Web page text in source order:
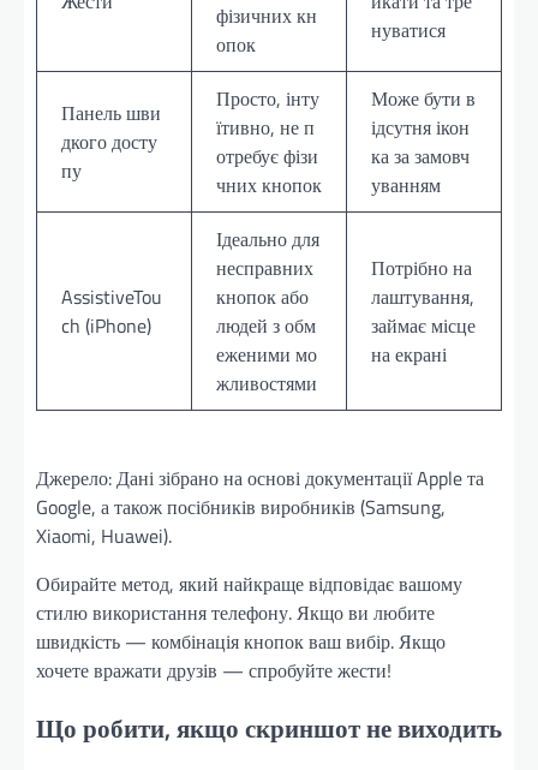
фізичних кн
опок
нуватися
Панель шви
дкого досту
пу
Просто, інту
їтивно, не п
отребує фізи
чних кнопок
Може бути в
ідсутня ікон
ка за замовч
уванням
AssistiveTou
ch (iPhone)
Ідеально для
несправних
кнопок або
людей з обм
еженими мо
жливостями
Потрібно на
лаштування,
займає місце
на екрані
Джерело: Дані зібрано на основі документації Apple та
Google, а також посібників виробників (Samsung,
Xiaomi, Huawei).
Обирайте метод, який найкраще відповідає вашому
стилю використання телефону. Якщо ви любите
швидкість — комбінація кнопок ваш вибір. Якщо
хочете вражати друзів — спробуйте жести!
Що робити, якщо скриншот не виходить